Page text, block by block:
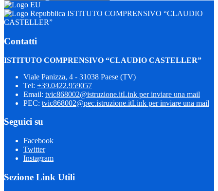
ISTITUTO COMPRENSIVO “CLAUDIO
CASTELLER”
Contatti
ISTITUTO COMPRENSIVO “CLAUDIO CASTELLER”
Viale Panizza, 4 - 31038 Paese (TV)
Tel: +39.0422.959057
Email: tvic868002@istruzione.itLink per inviare una mail
PEC: tvic868002@pec.istruzione.itLink per inviare una mail
Seguici su
Facebook
Twitter
Instagram
Sezione Link Utili